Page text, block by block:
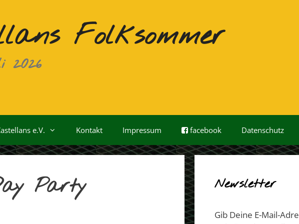
Folksommer
2026
e.V. Kontakt Impressum facebook Datenschutz
Party Newsletter
Gib Deine E-Mail-